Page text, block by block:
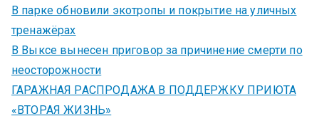
В парке обновили экотропы и покрытие на уличных
тренажёрах
В Выксе вынесен приговор за причинение смерти по
неосторожности
ГАРАЖНАЯ РАСПРОДАЖА В ПОДДЕРЖКУ ПРИЮТА
«ВТОРАЯ ЖИЗНЬ»